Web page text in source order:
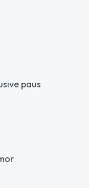
paus